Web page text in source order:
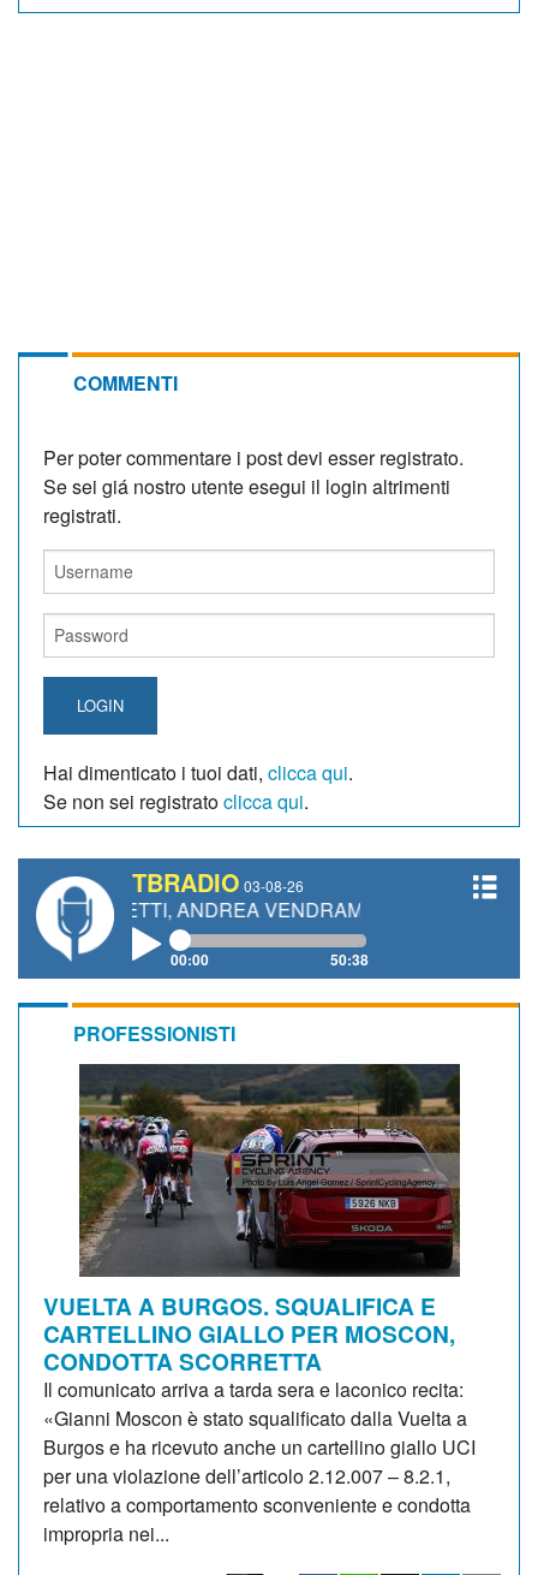
COMMENTI
Per poter commentare i post devi esser registrato.
Se sei giá nostro utente esegui il login altrimenti
registrati.
LOGIN
Hai dimenticato i tuoi dati, clicca qui.
Se non sei registratoclicca qui.
TBRADIO 03-08-26
GIANETTI, ANDREA VENDRAME, FILIPPO FIORELLI
00:00 50:38
PROFESSIONISTI
VUELTA A BURGOS. SQUALIFICA E
CARTELLINO GIALLO PER MOSCON,
CONDOTTA SCORRETTA
Il comunicato arriva a tarda sera e laconico recita:
«Gianni Moscon è stato squalificato dalla Vuelta a
Burgos e ha ricevuto anche un cartellino giallo UCI
per una violazione dell’articolo 2.12.007 – 8.2.1,
relativo a comportamento sconveniente e condotta
impropria nei...